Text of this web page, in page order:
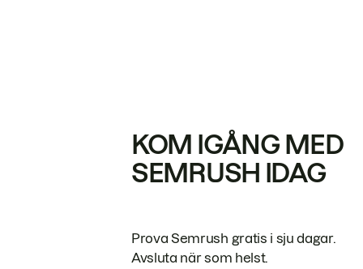
KOM IGÅNG MED
SEMRUSH IDAG
Prova Semrush gratis i sju dagar.
Avsluta när som helst.